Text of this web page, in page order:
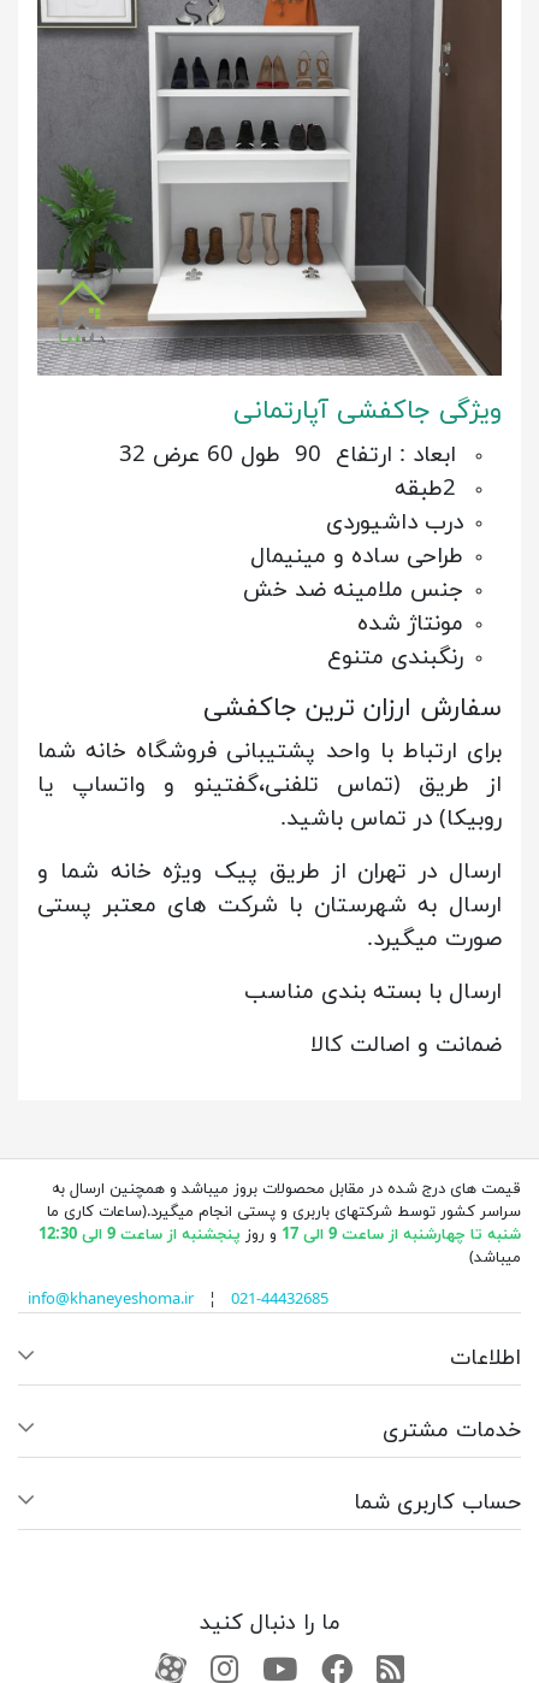
ویژگی جاکفشی آپارتمانی
ابعاد : ارتفاع 90 طول 60 عرض 32
درب داشیوردی
طراحی ساده و مینیمال
جنس ملامینه ضد خش
مونتاژ شده
رنگبندی متنوع
سفارش ارزان ترین جاکفشی
برای ارتباط با واحد پشتیبانی فروشگاه خانه شما
از طریق (تماس تلفنی،گفتینو و واتساپ یا
روبیکا) در تماس باشید.
ارسال در تهران از طریق پیک ویژه خانه شما و
ارسال به شهرستان با شرکت های معتبر پستی
صورت میگیرد.
ارسال با بسته بندی مناسب
ضمانت و اصالت کالا
قیمت های درج شده در مقابل محصولات بروز میباشد و همچنین ارسال به
سراسر کشور توسط شرکتهای باربری و پستی انجام میگیرد.(ساعات کاری ما
شنبه تا چهارشنبه از ساعت 9 الی 17
و روز پنجشنبه از ساعت 9 الی 12:30
میباشد)
info@khaneyeshoma.ir¦ 021-44432685
اطلاعات
خدمات مشتری
حساب کاربری شما
ما را دنبال کنید
RSSفیسبوکیوتیوبکانال آپارات
کانال آپارات